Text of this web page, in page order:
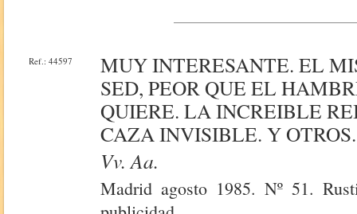
Ref.: 44597
MUY INTERESANTE. EL
SED, PEOR QUE EL
QUIERE. LA INCREIBLE
CAZA INVISIBLE. Y OTROS.
Vv. Aa.
Madrid agosto 1985. Nº 51.